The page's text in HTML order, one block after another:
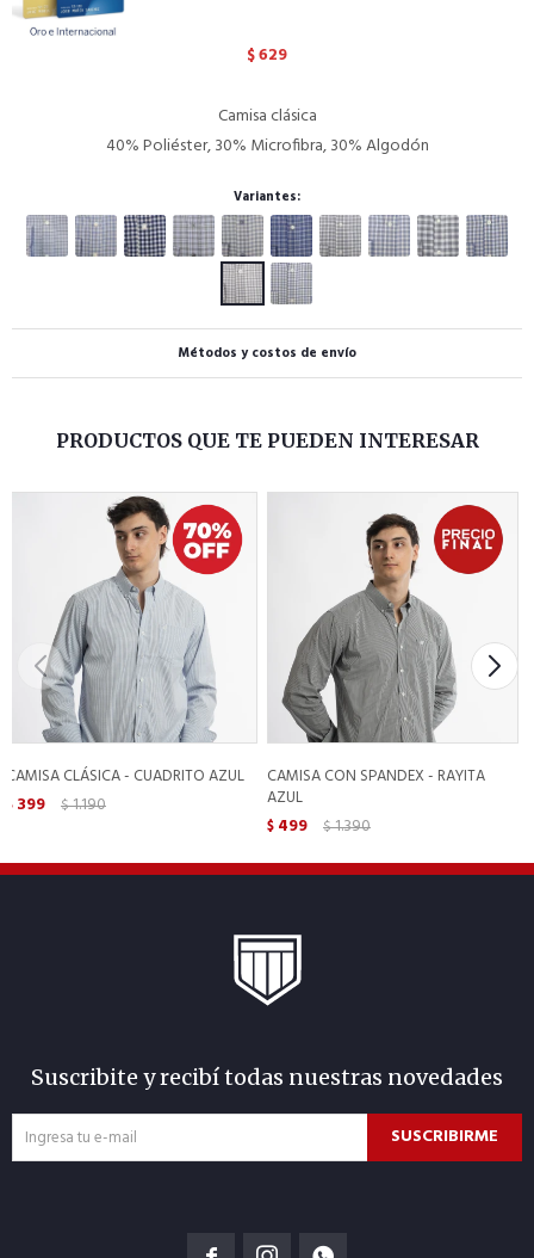
$629
Camisa clásica
40% Poliéster, 30% Microfibra, 30% Algodón
Variantes:
Métodos y costos de envío
PRODUCTOS QUE TE PUEDEN INTERESAR
CAMISA CLÁSICA - CUADRITO AZUL
$ 399 $1.190
CAMISA CON SPANDEX - RAYITA
AZUL
$ 499 $1.390
Suscribite y recibí todas nuestras novedades
SUSCRIBIRME